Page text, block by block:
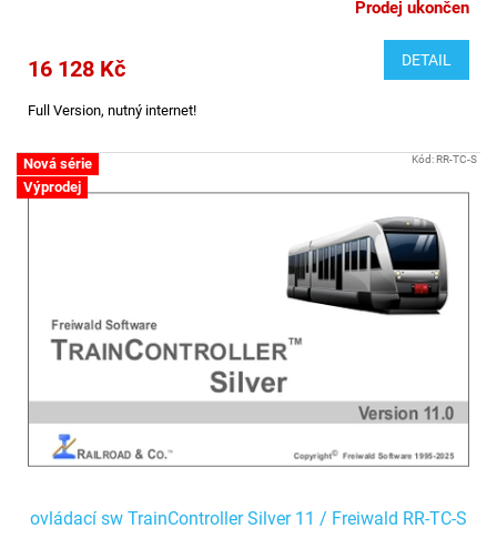
Prodej ukončen
16 128 Kč DETAIL
Full Version, nutný internet!
Nová série
Výprodej
ovládací sw TrainController Silver 11 / Freiwald RR-TC-S
Kód:RR-TC-S